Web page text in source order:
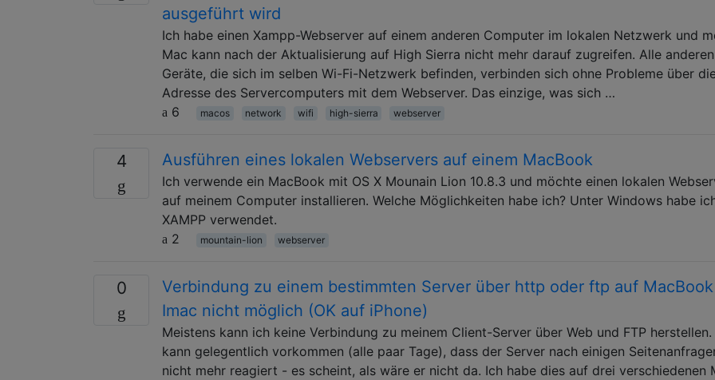
ausgeführt wird
Ich habe einen Xampp-Webserver auf einem anderen Computer im lokalen Netzwerk und
Mac kann nach der Aktualisierung auf High Sierra nicht mehr darauf zugreifen. Alle anderen
Geräte, die sich im selben Wi-Fi-Netzwerk befinden, verbinden sich ohne Probleme über
Adresse des Servercomputers mit dem Webserver. Das einzige, was sich …
6
macos network wifi high-sierra webserver
4 Ausführen eines lokalen Webservers auf einem MacBook
Ich verwende ein MacBook mit OS X Mounain Lion 10.8.3 und möchte einen lokalen
auf meinem Computer installieren. Welche Möglichkeiten habe ich? Unter Windows habe
XAMPP verwendet.
2
mountain-lion webserver
0
Verbindung zu einem bestimmten Server über http oder ftp auf
Imac nicht möglich (OK auf iPhone)
Meistens kann ich keine Verbindung zu meinem Client-Server über Web und FTP herstellen.
kann gelegentlich vorkommen (alle paar Tage), dass der Server nach einigen
nicht mehr reagiert - es scheint, als wäre er nicht da. Ich habe dies auf drei verschiedenen